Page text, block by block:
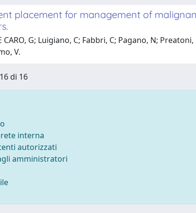
placement for management of
CARO, G; Luigiano, C; Fabbri, C; Pagano, N;
V.
di 16
interna
autorizzati
amministratori